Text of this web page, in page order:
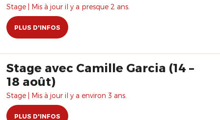
Stage | Mis à jour il y a presque 2 ans.
PLUS D'INFOS
Stage avec Camille Garcia (14 –
18 août)
Stage | Mis à jour il y a environ 3 ans.
PLUS D'INFOS